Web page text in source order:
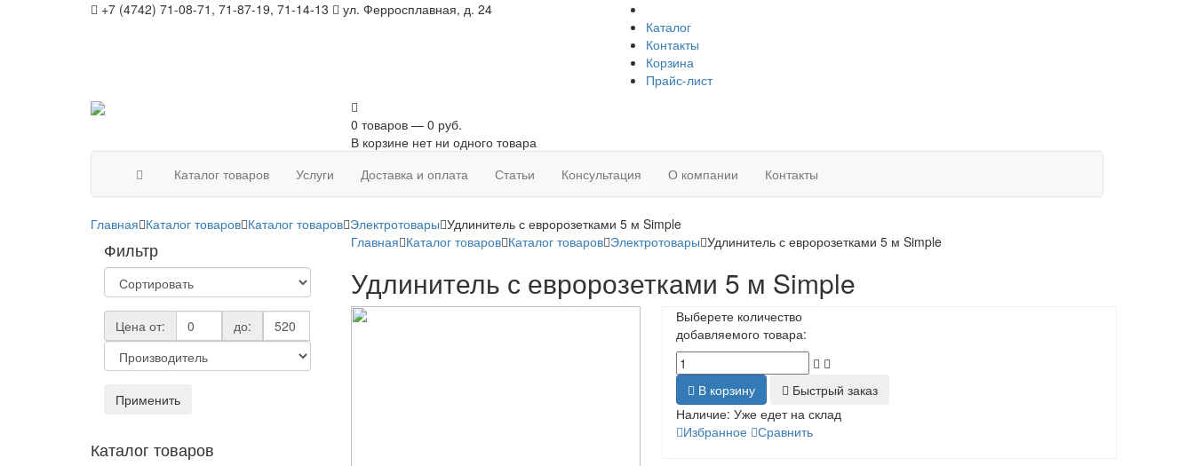
+7 (4742) 71-08-71, 71-87-19, 71-14-13
ул. Ферросплавная, д. 24
Каталог
Контакты
Корзина
Прайс-лист
0 товаров — 0 руб.
В корзине нет ни одного товара
Каталог товаров
Услуги Доставка и оплата Статьи Консультация О компании Контакты
Главная Каталог товаров Каталог товаров Электротовары Удлинитель с евророзетками 5 м Simple
Фильтр
Цена от: до:
Применить
Каталог товаров
Главная Каталог товаров Каталог товаров Электротовары Удлинитель с евророзетками 5 м Simple
Удлинитель с евророзетками 5 м Simple
Выберете количество
добавляемого товара:
В корзину
Быстрый заказ
Наличие:Уже едет на склад
Избранное
Сравнить